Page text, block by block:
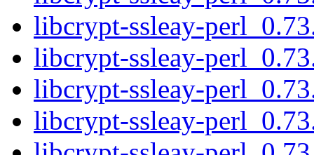
libcrypt-ssleay-
libcrypt-ssleay-
libcrypt-ssleay-
libcrypt-ssleay-